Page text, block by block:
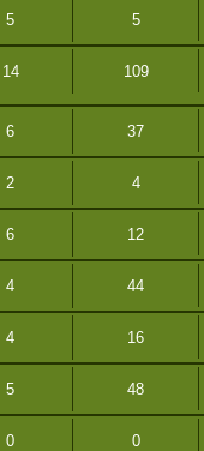
5 5
14 109
6 37
2 4
6 12
4 44
4 16
5 48
0 0